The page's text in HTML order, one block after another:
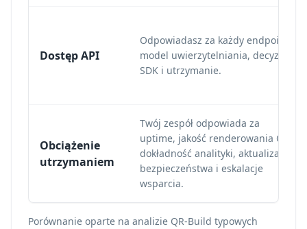
Dostęp API
Odpowiadasz za każdy endpoint,
model uwierzytelniania, decyzję
SDK i utrzymanie.
Obciążenie
utrzymaniem
Twój zespół odpowiada za
uptime, jakość renderowania QR,
dokładność analityki, aktualizacje
bezpieczeństwa i eskalacje
wsparcia.
Porównanie oparte na analizie QR-Build typowych